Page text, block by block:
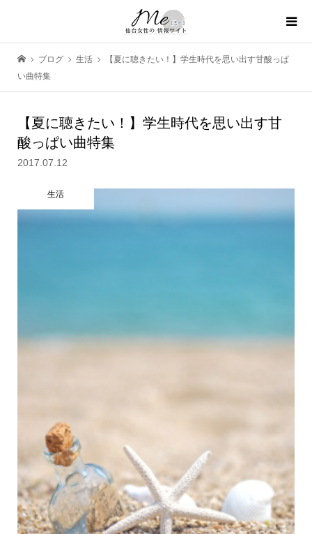
ブログ 生活
【夏に聴きたい！】学生時代を思い出す甘酸っぱ
い曲特集
【夏に聴きたい！】学生時代を思い出す甘
酸っぱい曲特集
2017.07.12
生活